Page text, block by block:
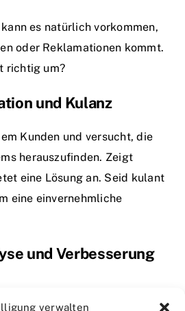
verwalten
es natürlich vorkommen,
oder Reklamationen kommt.
richtig um?
und Kulanz
Kunden und versucht, die
herauszufinden. Zeigt
eine Lösung an. Seid kulant
eine einvernehmliche
und Verbesserung
des Problems und zieht